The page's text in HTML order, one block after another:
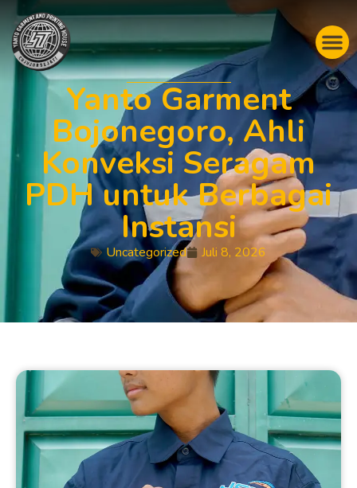
Yanto Garment
Bojonegoro, Ahli
Konveksi Seragam
PDH untuk Berbagai
Instansi
Uncategorized Juli 8, 2026